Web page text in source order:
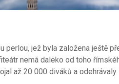
jež byla založena ještě
nemá daleko od toho
až 20 000 diváků a